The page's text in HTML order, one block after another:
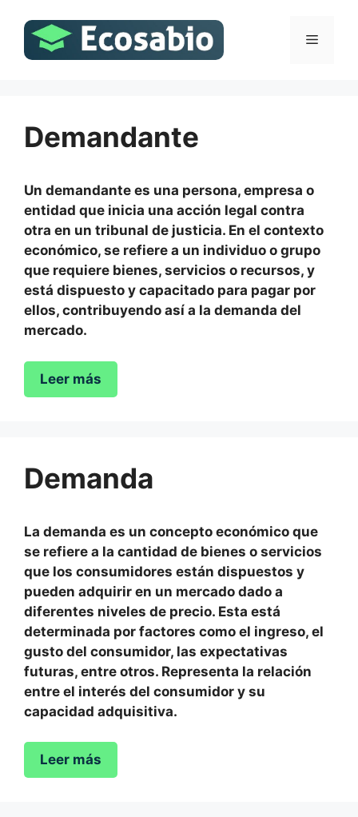
contenido
Menú
Demandante
Un demandante es una persona, empresa o
entidad que inicia una acción legal contra
otra en un tribunal de justicia. En el contexto
económico, se refiere a un individuo o grupo
que requiere bienes, servicios o recursos, y
está dispuesto y capacitado para pagar por
ellos, contribuyendo así a la demanda del
mercado.
Leer más
Demanda
La demanda es un concepto económico que
se refiere a la cantidad de bienes o servicios
que los consumidores están dispuestos y
pueden adquirir en un mercado dado a
diferentes niveles de precio. Esta está
determinada por factores como el ingreso, el
gusto del consumidor, las expectativas
futuras, entre otros. Representa la relación
entre el interés del consumidor y su
capacidad adquisitiva.
Leer más